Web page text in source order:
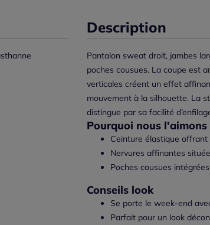
Description
Pantalon sweat droit, jambes
poches cousues. La coupe est
verticales créent un effet
mouvement à la silhouette. La
distingue par sa facilité
Pourquoi nous l'aimons
Ceinture élastique
Nervures affinantes
Poches cousues
Conseils look
Se porte le week-end
Parfait pour un look